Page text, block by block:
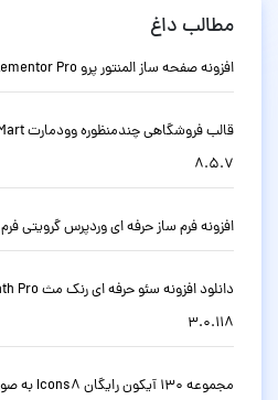
مطالب داغ
افزونه صفحه ساز المنتور پرو Elementor Pro وردپرس نسخه 4.2.1
8.5.7
افزونه فرم ساز حرفه ای وردپرس گرویتی فرم Gravity Forms نسخه 3.0.1
3.0.118
مجموعه 130 آیکون رایگان Icons8 به صورت SVG